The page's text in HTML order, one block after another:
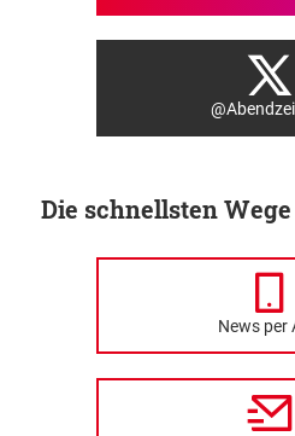
Die schnellsten
News per